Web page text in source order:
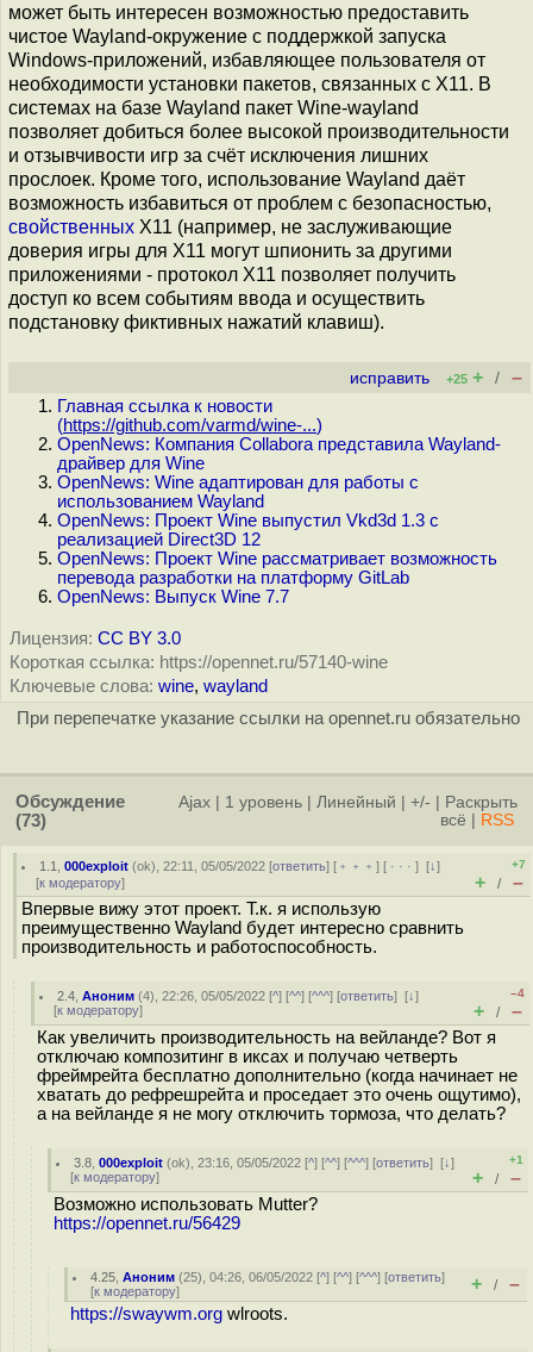
может быть интересен возможностью предоставить
чистое Wayland-окружение c поддержкой запуска
Windows-приложений, избавляющее пользователя от
необходимости установки пакетов, связанных с X11. В
системах на базе Wayland пакет Wine-wayland
позволяет добиться более высокой производительности
и отзывчивости игр за счёт исключения лишних
прослоек. Кроме того, использование Wayland даёт
возможность избавиться от проблем с безопасностью,
свойственных X11 (например, не заслуживающие
доверия игры для X11 могут шпионить за другими
приложениями - протокол X11 позволяет получить
доступ ко всем событиям ввода и осуществить
подстановку фиктивных нажатий клавиш).
исправить +25 + / –
Главная ссылка к новости
(https://github.com/varmd/wine-...)
OpenNews: Компания Collabora представила Wayland-
драйвер для Wine
OpenNews: Wine адаптирован для работы с
использованием Wayland
OpenNews: Проект Wine выпустил Vkd3d 1.3 с
реализацией Direct3D 12
OpenNews: Проект Wine рассматривает возможность
перевода разработки на платформу GitLab
OpenNews: Выпуск Wine 7.7
Лицензия: CC BY 3.0
Короткая ссылка: https://opennet.ru/57140-wine
Ключевые слова: wine, wayland
При перепечатке указание ссылки на opennet.ru обязательно
Обсуждение
(73)
Ajax 1 уровень Линейный +/-
Раскрыть
всё
RSS
1.1 ,000exploit (ok), 22:11, 05/05/2022 [ответить] [ ﹢﹢﹢] [ · · ·][↓]
[к модератору]
+7
+ / –
Впервые вижу этот проект. Т.к. я использую
преимущественно Wayland будет интересно сравнить
производительность и работоспособность.
2.4 ,Аноним (4), 22:26, 05/05/2022 [^] [^^] [^^^] [ответить][↓]
[к модератору]
–4
+ / –
Как увеличить производительность на вейланде? Вот я
отключаю композитинг в иксах и получаю четверть
фреймрейта бесплатно дополнительно (когда начинает не
хватать до рефрешрейта и проседает это очень ощутимо),
а на вейланде я не могу отключить тормоза, что делать?
3.8 ,000exploit (ok), 23:16, 05/05/2022 [^] [^^] [^^^] [ответить][↓]
[к модератору]
+1
+ / –
Возможно использовать Mutter?
https://opennet.ru/56429
4.25 ,Аноним (25), 04:26, 06/05/2022 [^] [^^] [^^^] [ответить]
[к модератору] + / –
https://swaywm.org wlroots.